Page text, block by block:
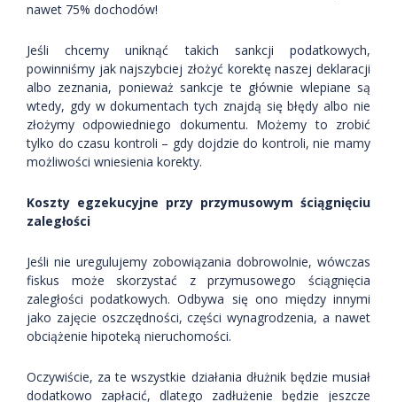
nawet 75% dochodów!
Jeśli chcemy uniknąć takich sankcji podatkowych,
powinniśmy jak najszybciej złożyć korektę naszej deklaracji
albo zeznania, ponieważ sankcje te głównie wlepiane są
wtedy, gdy w dokumentach tych znajdą się błędy albo nie
złożymy odpowiedniego dokumentu. Możemy to zrobić
tylko do czasu kontroli – gdy dojdzie do kontroli, nie mamy
możliwości wniesienia korekty.
Koszty egzekucyjne przy przymusowym ściągnięciu
zaległości
Jeśli nie uregulujemy zobowiązania dobrowolnie, wówczas
fiskus może skorzystać z przymusowego ściągnięcia
zaległości podatkowych. Odbywa się ono między innymi
jako zajęcie oszczędności, części wynagrodzenia, a nawet
obciążenie hipoteką nieruchomości.
Oczywiście, za te wszystkie działania dłużnik będzie musiał
dodatkowo zapłacić, dlatego zadłużenie będzie jeszcze